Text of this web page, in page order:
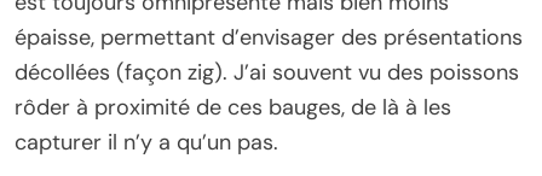
épaisse, permettant d’envisager des présentations
décollées (façon zig). J’ai souvent vu des poissons
rôder à proximité de ces bauges, de là à les
capturer il n’y a qu’un pas.